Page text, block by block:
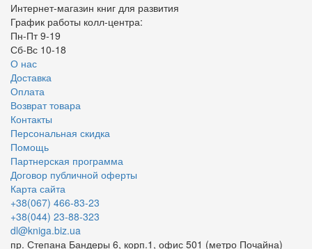
Интернет-магазин книг для развития
График работы колл-центра:
Пн-Пт 9-19
Сб-Вс 10-18
О нас
Доставка
Оплата
Возврат товара
Контакты
Персональная скидка
Помощь
Партнерская программа
Договор публичной оферты
Карта сайта
+38(067) 466-83-23
+38(044) 23-88-323
dl@kniga.biz.ua
пр. Степана Бандеры 6, корп.1, офис 501 (метро Почайна)